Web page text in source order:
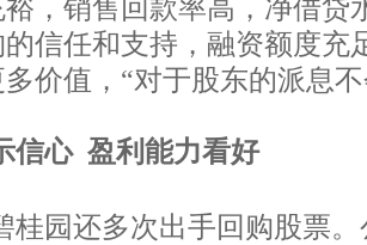
，销售回款率高，净借贷
信任和支持，融资额度充
价值，“对于股东的派息
信心 盈利能力看好
桂园还多次出手回购股票